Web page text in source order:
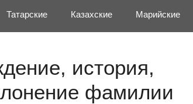
Татарские Казахские Марийские
история,
фамилии